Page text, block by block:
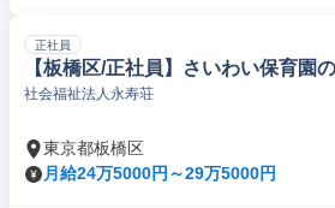
正社員
【板橋区/正社員】さいわい保育園
社会福祉法人永寿荘
東京都板橋区
月給24万5000円～29万5000円